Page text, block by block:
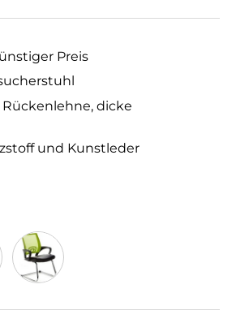
Preis
dicke
und Kunstleder